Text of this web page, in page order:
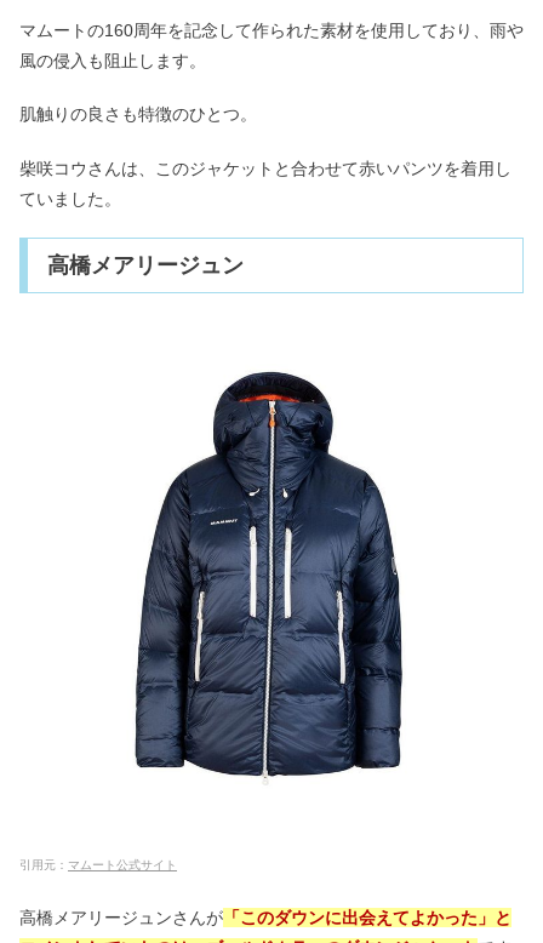
マムートの160周年を記念して作られた素材を使用しており、雨や
風の侵入も阻止します。
肌触りの良さも特徴のひとつ。
柴咲コウさんは、このジャケットと合わせて赤いパンツを着用し
ていました。
高橋メアリージュン
引用元： マムート公式サイト
高橋メアリージュンさんが 「このダウンに出会えてよかった」と